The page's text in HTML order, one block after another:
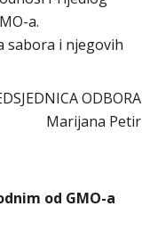
a.
sabora i njegovih
ODBORA
Marijana Petir
od GMO-a